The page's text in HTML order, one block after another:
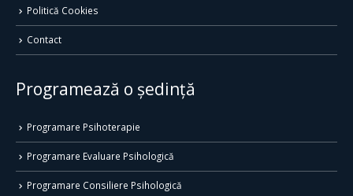
Politică Cookies
Contact
Programează o ședință
Programare Psihoterapie
Programare Evaluare Psihologică
Programare Consiliere Psihologică